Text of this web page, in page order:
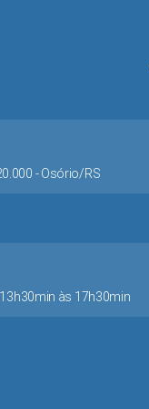
- Osório/RS
às 17h30min